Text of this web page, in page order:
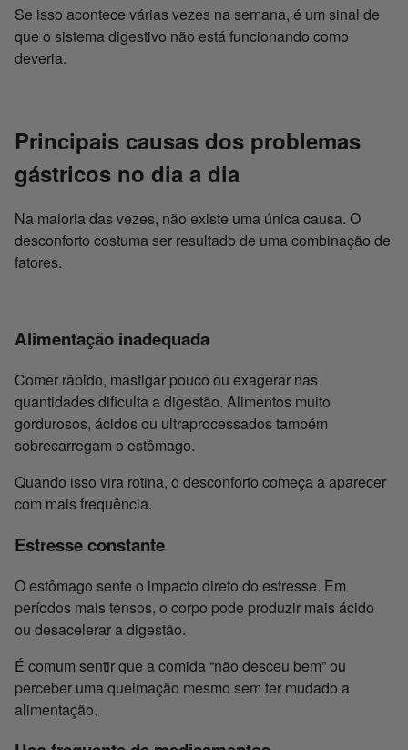
Se isso acontece várias vezes na semana, é um sinal de
que o sistema digestivo não está funcionando como
deveria.
Principais causas dos problemas
gástricos no dia a dia
Na maioria das vezes, não existe uma única causa. O
desconforto costuma ser resultado de uma combinação de
fatores.
Alimentação inadequada
Comer rápido, mastigar pouco ou exagerar nas
quantidades dificulta a digestão. Alimentos muito
gordurosos, ácidos ou ultraprocessados também
sobrecarregam o estômago.
Quando isso vira rotina, o desconforto começa a aparecer
com mais frequência.
Estresse constante
O estômago sente o impacto direto do estresse. Em
períodos mais tensos, o corpo pode produzir mais ácido
ou desacelerar a digestão.
É comum sentir que a comida “não desceu bem” ou
perceber uma queimação mesmo sem ter mudado a
alimentação.